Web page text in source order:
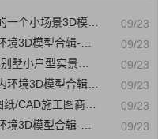
3D模型合辑-CG艺术社
09/23
型合辑-CG艺术社
09/23
高清效果图-CG艺术社
09/23
模型合辑-CG艺术社
09/23
设计平面立面剖面-CG艺术社
09/23
型合辑-CG艺术社 09/23